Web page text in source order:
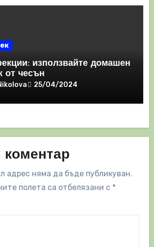
използвайте домашен
от чесън
25/04/2024
адрес няма да бъде публикуван.
полета са отбелязани с *